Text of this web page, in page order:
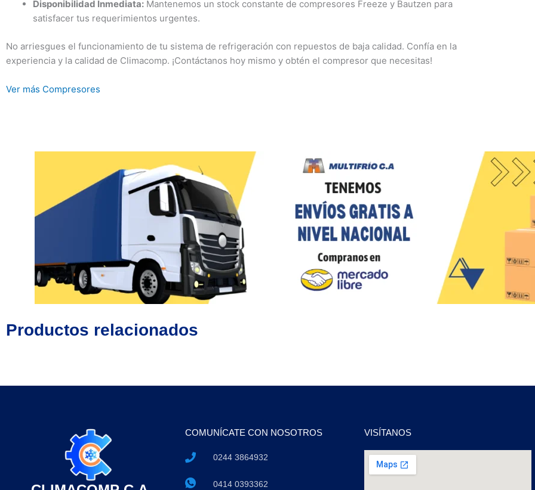
Disponibilidad Inmediata: Mantenemos un stock constante de compresores Freeze y Bautzen para
satisfacer tus requerimientos urgentes.
No arriesgues el funcionamiento de tu sistema de refrigeración con repuestos de baja calidad. Confía en la
experiencia y la calidad de Climacomp. ¡Contáctanos hoy mismo y obtén el compresor que necesitas!
Ver más Compresores
Productos relacionados
COMUNÍCATE CON NOSOTROS
0244 3864932
0414 0393362
VISÍTANOS